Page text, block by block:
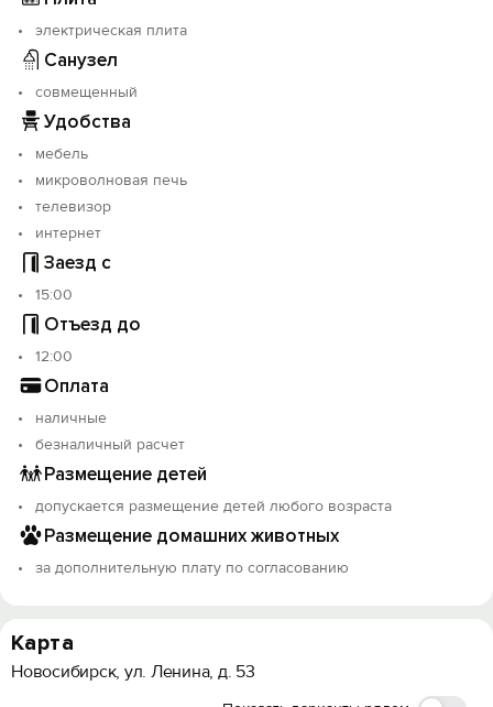
электрическая плита
Санузел
совмещенный
Удобства
мебель
микроволновая печь
телевизор
интернет
Заезд с
15:00
Отъезд до
12:00
Оплата
наличные
безналичный расчет
Размещение детей
допускается размещение детей любого возраста
Размещение домашних животных
за дополнительную плату по согласованию
Карта
Новосибирск, ул. Ленина, д. 53